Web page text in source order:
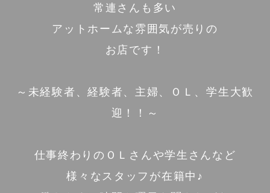
常連さんも多い
アットホームな雰囲気が売りの
お店です！
～未経験者、経験者、主婦、ＯＬ、学生大歓
迎！！～
仕事終わりのＯＬさんや学生さんなど
様々なスタッフが在籍中♪